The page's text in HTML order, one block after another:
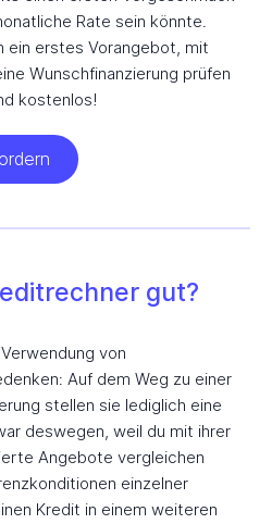
Rate sein könnte.
ein erstes Vorangebot, mit
Wunschfinanzierung prüfen
kostenlos!
gut?
von
Auf dem Weg zu einer
stellen sie lediglich eine
deswegen, weil du mit ihrer
Angebote vergleichen
einzelner
Kredit in einem weiteren